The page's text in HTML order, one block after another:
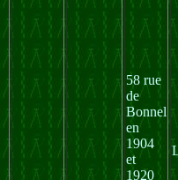
58 rue
de
Bonnel
en
1904
et
1920